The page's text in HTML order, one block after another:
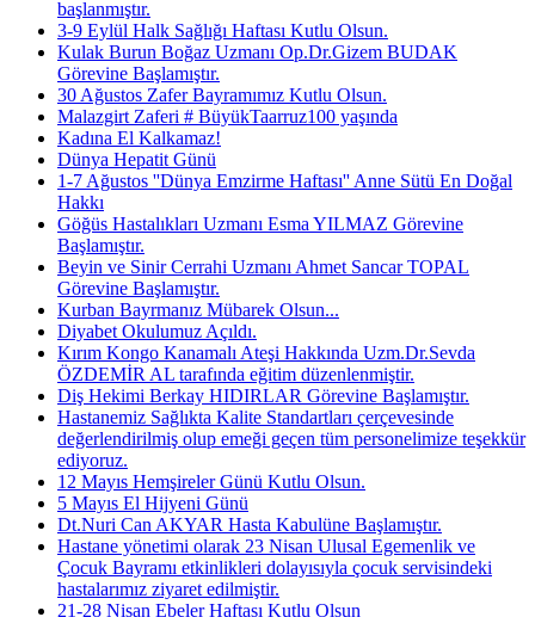
başlanmıştır.
3-9 Eylül Halk Sağlığı Haftası Kutlu Olsun.
Kulak Burun Boğaz Uzmanı Op.Dr.Gizem BUDAK
Görevine Başlamıştır.
30 Ağustos Zafer Bayramımız Kutlu Olsun.
Malazgirt Zaferi # BüyükTaarruz100 yaşında
Kadına El Kalkamaz!
Dünya Hepatit Günü
1-7 Ağustos ''Dünya Emzirme Haftası'' Anne Sütü En Doğal
Hakkı
Göğüs Hastalıkları Uzmanı Esma YILMAZ Görevine
Başlamıştır.
Beyin ve Sinir Cerrahi Uzmanı Ahmet Sancar TOPAL
Görevine Başlamıştır.
Kurban Bayrmanız Mübarek Olsun...
Diyabet Okulumuz Açıldı.
Kırım Kongo Kanamalı Ateşi Hakkında Uzm.Dr.Sevda
ÖZDEMİR AL tarafında eğitim düzenlenmiştir.
Diş Hekimi Berkay HIDIRLAR Görevine Başlamıştır.
Hastanemiz Sağlıkta Kalite Standartları çerçevesinde
değerlendirilmiş olup emeği geçen tüm personelimize teşekkür
ediyoruz.
12 Mayıs Hemşireler Günü Kutlu Olsun.
5 Mayıs El Hijyeni Günü
Dt.Nuri Can AKYAR Hasta Kabulüne Başlamıştır.
Hastane yönetimi olarak 23 Nisan Ulusal Egemenlik ve
Çocuk Bayramı etkinlikleri dolayısıyla çocuk servisindeki
hastalarımız ziyaret edilmiştir.
21-28 Nisan Ebeler Haftası Kutlu Olsun